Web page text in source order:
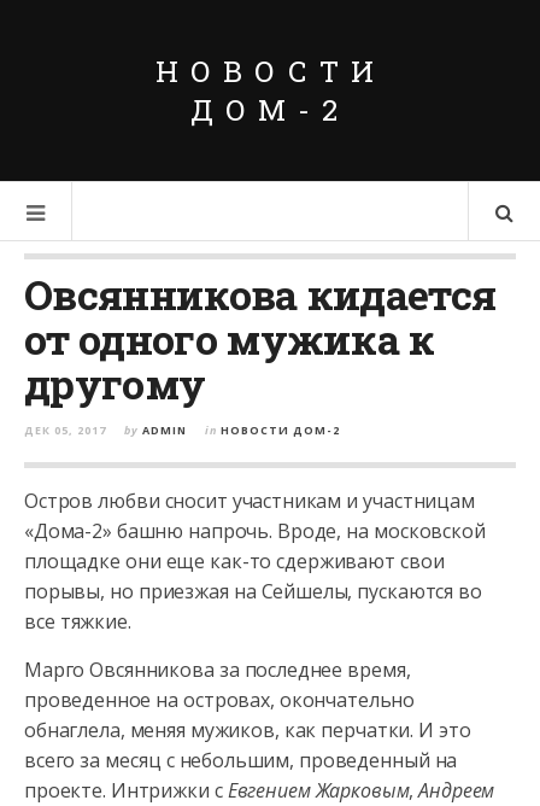
НОВОСТИ
ДОМ-2
Овсянникова кидается
от одного мужика к
другому
ДЕК 05, 2017 by ADMIN in НОВОСТИ ДОМ-2
Остров любви сносит участникам и участницам
«Дома-2» башню напрочь. Вроде, на московской
площадке они еще как-то сдерживают свои
порывы, но приезжая на Сейшелы, пускаются во
все тяжкие.
Марго Овсянникова за последнее время,
проведенное на островах, окончательно
обнаглела, меняя мужиков, как перчатки. И это
всего за месяц с небольшим, проведенный на
проекте. Интрижки сЕвгением Жарковым,Андреем